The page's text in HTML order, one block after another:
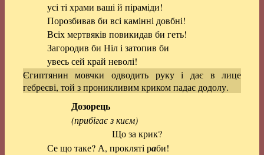
усі ті храми ваші й піраміди!
Порозбивав би всі камінні довбні!
Всіх мертвяків повикидав би геть!
Загородив би Ніл і затопив би
увесь сей край неволі!
Єгиптянин мовчки одводить руку і дає в лице
гебреєві, той з проникливим криком падає додолу.
Дозорець
(прибігає з києм)
Що за крик?
Се що таке? А, прокляті раби!